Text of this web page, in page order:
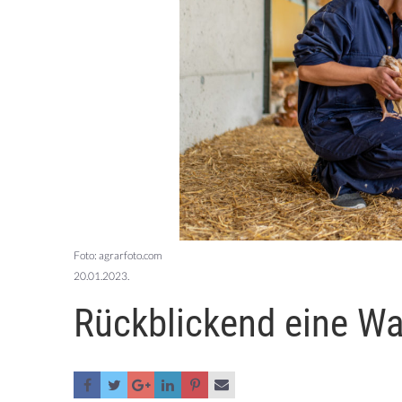
Foto: agrarfoto.com
20.01.2023.
Rückblickend eine